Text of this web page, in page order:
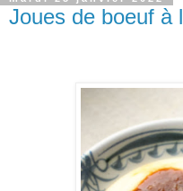
Joues de boeuf à